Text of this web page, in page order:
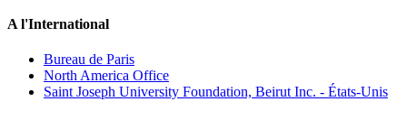
A l'International
Bureau de Paris
North America Office
Saint Joseph University Foundation, Beirut Inc. - États-Unis